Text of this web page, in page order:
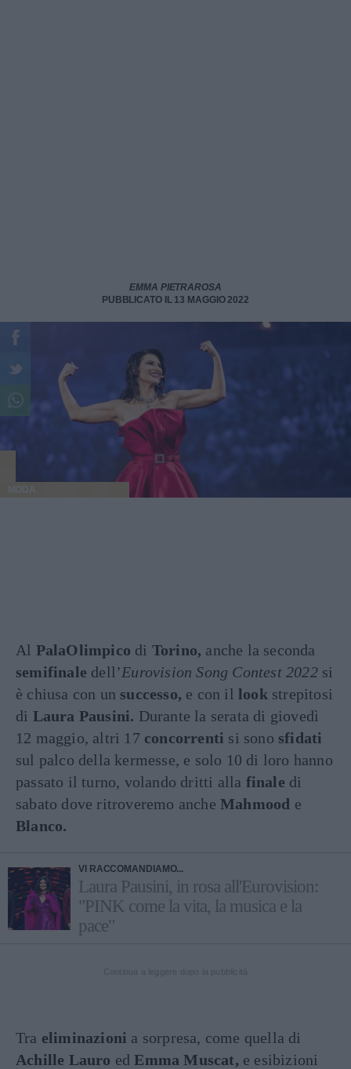
EMMA PIETRAROSA
PUBBLICATO IL 13 MAGGIO 2022
MODA
Al PalaOlimpico di Torino, anche la seconda
semifinale dell’Eurovision Song Contest 2022si
è chiusa con un successo, e con il look strepitosi
di Laura Pausini. Durante la serata di giovedì
12 maggio, altri 17 concorrenti si sono sfidati
sul palco della kermesse, e solo 10 di loro hanno
passato il turno, volando dritti alla finale di
sabato dove ritroveremo anche Mahmood e
Blanco.
VI RACCOMANDIAMO...
Laura Pausini, in rosa all'Eurovision:
"PINK come la vita, la musica e la
pace"
Tra eliminazioni a sorpresa, come quella di
Achille Lauro edEmma Muscat, e esibizioni